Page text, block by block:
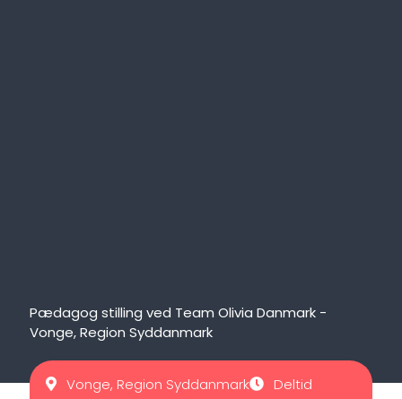
Pædagog stilling ved Team Olivia Danmark -
Vonge, Region Syddanmark
Vonge, Region Syddanmark
Deltid